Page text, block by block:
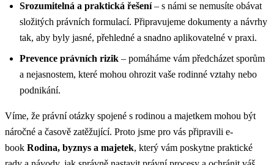
Srozumitelná a praktická řešení– s námi se nemusíte obávat
složitých právních formulací. Připravujeme dokumenty a návrhy
tak, aby byly jasné, přehledné a snadno aplikovatelné v praxi.
Prevence právních rizik – pomáháme vám předcházet sporům
a nejasnostem, které mohou ohrozit vaše rodinné vztahy nebo
podnikání.
Víme, že právní otázky spojené s rodinou a majetkem mohou být
náročné a časově zatěžující. Proto jsme pro vás připravili e-
book Rodina, byznys a majetek, který vám poskytne praktické